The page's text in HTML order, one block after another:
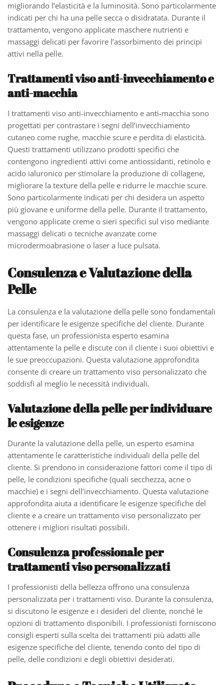
migliorando l’elasticità e la luminosità. Sono particolarmente
indicati per chi ha una pelle secca o disidratata. Durante il
trattamento, vengono applicate maschere nutrienti e
massaggi delicati per favorire l’assorbimento dei principi
attivi nella pelle.
Trattamenti viso anti-invecchiamento e
anti-macchia
I trattamenti viso anti-invecchiamento e anti-macchia sono
progettati per contrastare i segni dell’invecchiamento
cutaneo come rughe, macchie scure e perdita di elasticità.
Questi trattamenti utilizzano prodotti specifici che
contengono ingredienti attivi come antiossidanti, retinolo e
acido ialuronico per stimolare la produzione di collagene,
migliorare la texture della pelle e ridurre le macchie scure.
Sono particolarmente indicati per chi desidera un aspetto
più giovane e uniforme della pelle. Durante il trattamento,
vengono applicate creme o sieri specifici sul viso mediante
massaggi delicati o tecniche avanzate come
microdermoabrasione o laser a luce pulsata.
Consulenza e Valutazione della
Pelle
La consulenza e la valutazione della pelle sono fondamentali
per identificare le esigenze specifiche del cliente. Durante
questa fase, un professionista esperto esamina
attentamente la pelle e discute con il cliente i suoi obiettivi e
le sue preoccupazioni. Questa valutazione approfondita
consente di creare un trattamento viso personalizzato che
soddisfi al meglio le necessità individuali.
Valutazione della pelle per individuare
le esigenze
Durante la valutazione della pelle, un esperto esamina
attentamente le caratteristiche individuali della pelle del
cliente. Si prendono in considerazione fattori come il tipo di
pelle, le condizioni specifiche (quali secchezza, acne o
macchie) e i segni dell’invecchiamento. Questa valutazione
approfondita aiuta a identificare le esigenze specifiche del
cliente e a creare un trattamento viso personalizzato per
ottenere i migliori risultati possibili.
Consulenza professionale per
trattamenti viso personalizzati
I professionisti della bellezza offrono una consulenza
personalizzata per i trattamenti viso. Durante la consulenza,
si discutono le esigenze e i desideri del cliente, nonché le
opzioni di trattamento disponibili. I professionisti forniscono
consigli esperti sulla scelta dei trattamenti più adatti alle
esigenze specifiche del cliente, tenendo conto del tipo di
pelle, delle condizioni e degli obiettivi desiderati.